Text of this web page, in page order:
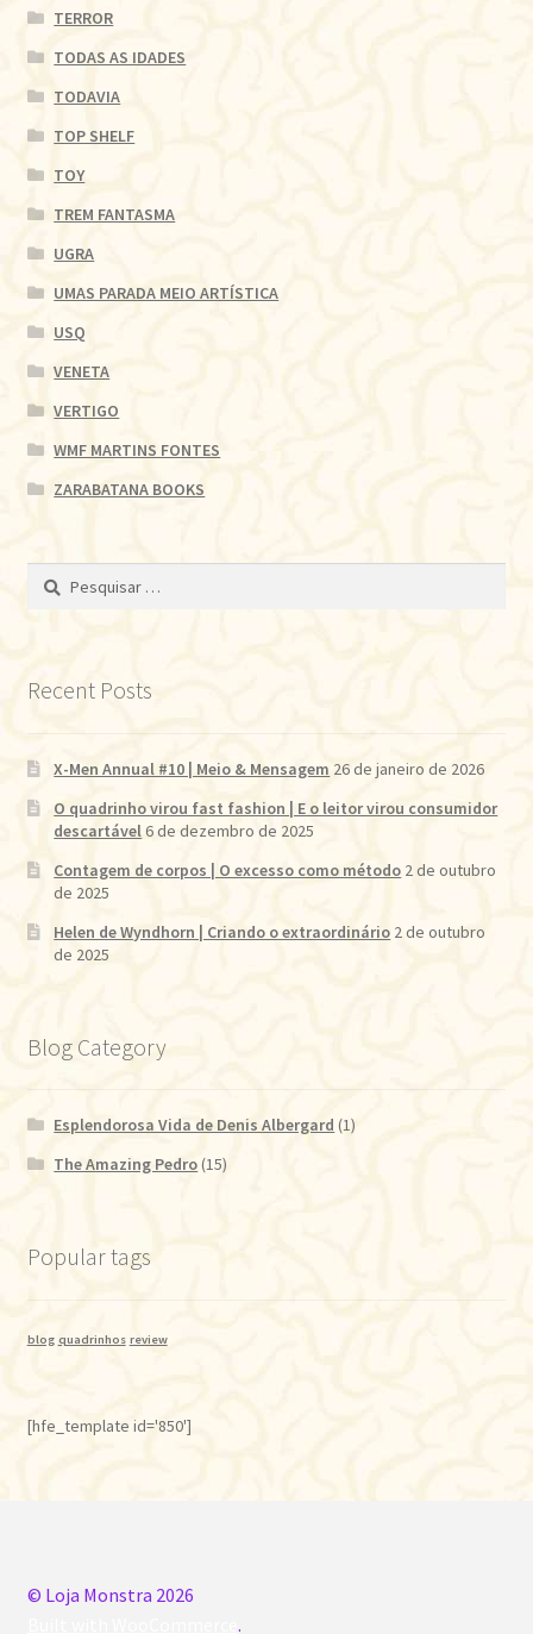
TERROR
TODAS AS IDADES
TODAVIA
TOP SHELF
TOY
TREM FANTASMA
UGRA
UMAS PARADA MEIO ARTÍSTICA
USQ
VENETA
VERTIGO
WMF MARTINS FONTES
ZARABATANA BOOKS
Pesquisar
Recent Posts
X-Men Annual #10 | Meio & Mensagem 26 de janeiro de 2026
O quadrinho virou fast fashion | E o leitor virou consumidor
descartável 6 de dezembro de 2025
Contagem de corpos | O excesso como método 2 de outubro
de 2025
Helen de Wyndhorn | Criando o extraordinário 2 de outubro
de 2025
Blog Category
Esplendorosa Vida de Denis Albergard (1)
The Amazing Pedro (15)
Popular tags
blog quadrinhos review
[hfe_template id='850']
© Loja Monstra 2026
.